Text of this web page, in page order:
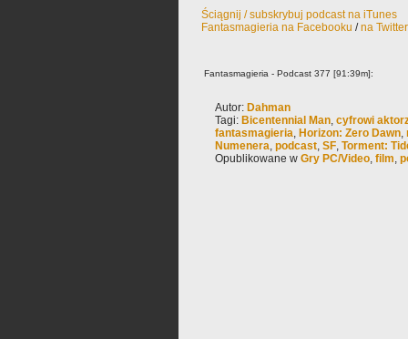
Ściągnij / subskrybuj podcast na iTunes
Fantasmagieria na Facebooku /na
Fantasmagieria - Podcast 377 [91:39m]:
Autor: Dahman
Tagi: Bicentennial Man, cyfrowi
fantasmagieria, Horizon: Zero Dawn,
Numenera, podcast, SF, Torment:
Opublikowane w Gry PC/Video, film,